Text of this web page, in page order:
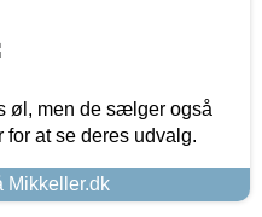
øl, men de sælger også
at se deres udvalg.
Mikkeller.dk